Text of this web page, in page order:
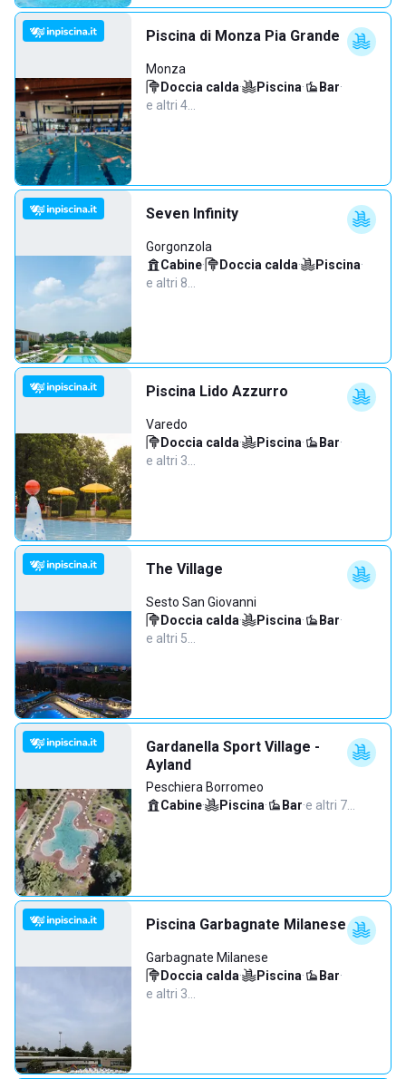
Piscina di Monza Pia Grande
Monza
Doccia calda· Piscina· Bar·
e altri 4…
Seven Infinity
Gorgonzola
Cabine· Doccia calda· Piscina·
e altri 8…
Piscina Lido Azzurro
Varedo
Doccia calda· Piscina· Bar·
e altri 3…
The Village
Sesto San Giovanni
Doccia calda· Piscina· Bar·
e altri 5…
Gardanella Sport Village -
Ayland
Peschiera Borromeo
Cabine· Piscina· Bar·e altri 7…
Piscina Garbagnate Milanese
Garbagnate Milanese
Doccia calda· Piscina· Bar·
e altri 3…